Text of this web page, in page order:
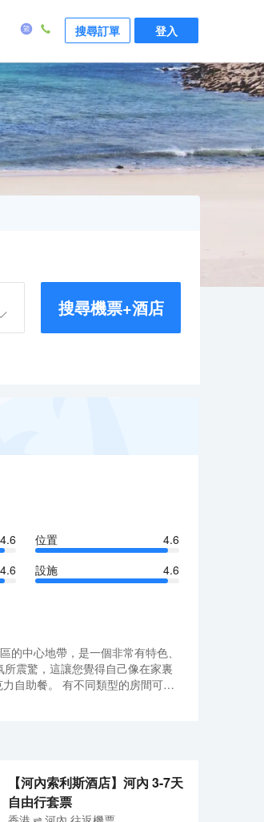
搜尋訂單 登入
搜尋機票+酒店
4.6 位置
4.6
4.6 設施 4.6
中心地帶，是一個非常有特色、
震驚，這讓您覺得自己像在家裏
自助餐。 有不同類型的房間可以
陽台房、家庭房和連接房。每一
中心地帶，是一個非常有特色、
自助餐。 有不同類型的房間可以
陽台房、家庭房和連接房。每一
【河內索利斯酒店】河內 3-7天
自由行套票